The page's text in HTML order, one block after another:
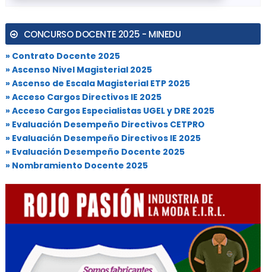
CONCURSO DOCENTE 2025 - MINEDU
» Contrato Docente 2025
» Ascenso Nivel Magisterial 2025
» Ascenso de Escala Magisterial ETP 2025
» Acceso Cargos Directivos IE 2025
» Acceso Cargos Especialistas UGEL y DRE 2025
» Evaluación Desempeño Directivos CETPRO
» Evaluación Desempeño Directivos IE 2025
» Evaluación Desempeño Docente 2025
» Nombramiento Docente 2025